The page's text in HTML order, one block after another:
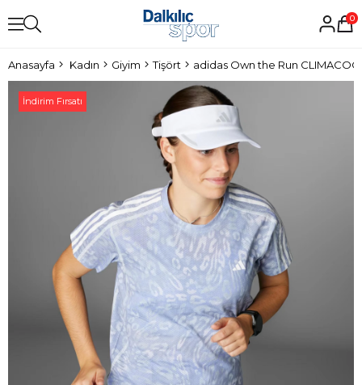
0
Anasayfa Kadın Giyim Tişört
İndirim Fırsatı